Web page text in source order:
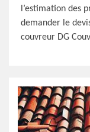
l’estimation des
demander le
couvreur DG